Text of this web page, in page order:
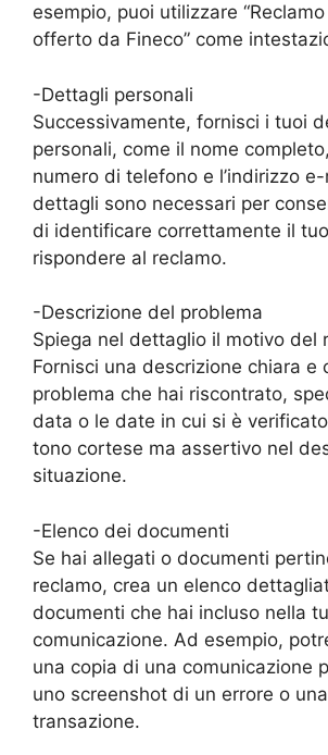
esempio, puoi utilizzare
offerto da Fineco” come
-Dettagli personali
Successivamente, fornisci i tuoi
personali, come il nome
numero di telefono e l’indirizzo
dettagli sono necessari per
di identificare correttamente il
rispondere al reclamo.
-Descrizione del problema
Spiega nel dettaglio il motivo del
Fornisci una descrizione chiara e
problema che hai riscontrato,
data o le date in cui si è
tono cortese ma assertivo nel
situazione.
-Elenco dei documenti
Se hai allegati o documenti
reclamo, crea un elenco
documenti che hai incluso nella
comunicazione. Ad esempio,
una copia di una comunicazione
uno screenshot di un errore o
transazione.